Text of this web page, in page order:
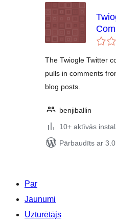
The Twiogle Twitter
pulls in comments
blog posts.
benjiballin
10+ aktīvās
Pārbaudīts ar
Par
Jaunumi
Uzturētājs